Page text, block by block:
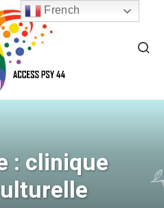
:clinique
French